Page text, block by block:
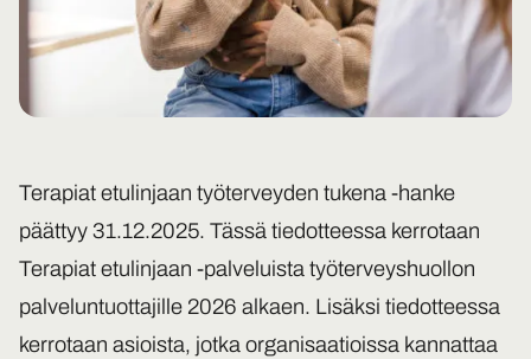
Terapiat etulinjaan työterveyden tukena -hanke
päättyy 31.12.2025. Tässä tiedotteessa kerrotaan
Terapiat etulinjaan -palveluista työterveyshuollon
palveluntuottajille 2026 alkaen. Lisäksi tiedotteessa
kerrotaan asioista, jotka organisaatioissa kannattaa